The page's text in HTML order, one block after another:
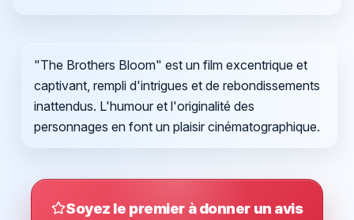
"The Brothers Bloom" est un film excentrique et
captivant, rempli d'intrigues et de rebondissements
inattendus. L'humour et l'originalité des
personnages en font un plaisir cinématographique.
Soyez le premier à donner un avis